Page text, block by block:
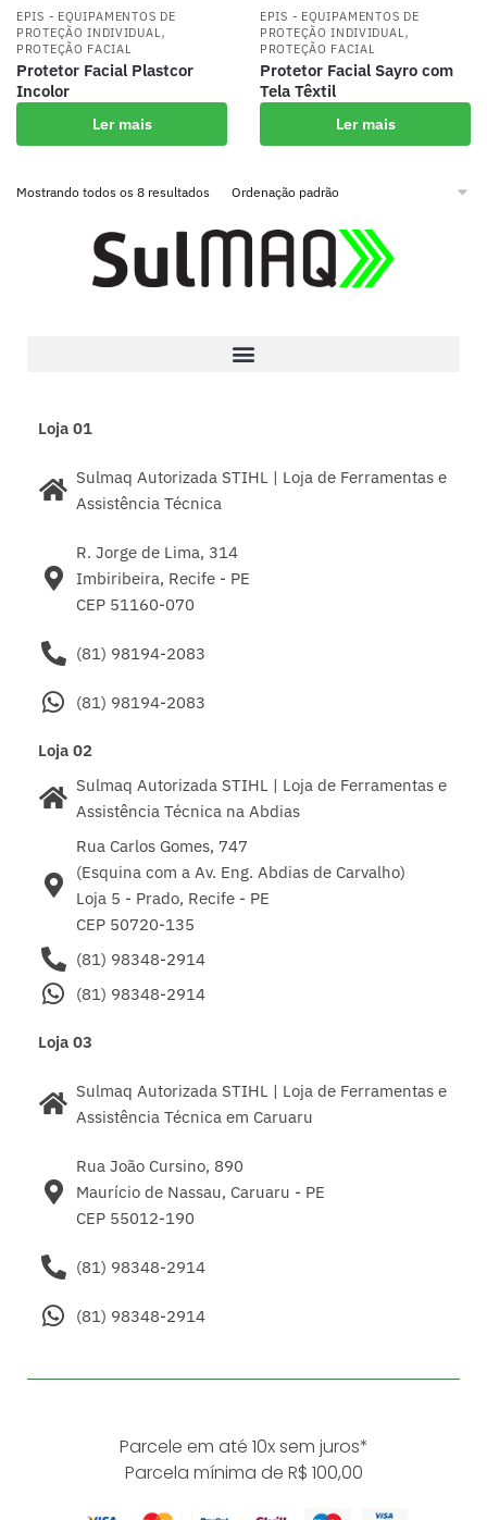
EPIS - EQUIPAMENTOS DE
PROTEÇÃO INDIVIDUAL,
PROTEÇÃO FACIAL
Protetor Facial Plastcor
Incolor
Ler mais
EPIS - EQUIPAMENTOS DE
PROTEÇÃO INDIVIDUAL,
PROTEÇÃO FACIAL
Protetor Facial Sayro com
Tela Têxtil
Ler mais
Mostrando todos os 8 resultados
Loja 01
Sulmaq Autorizada STIHL | Loja de Ferramentas e
Assistência Técnica
R. Jorge de Lima, 314
Imbiribeira, Recife - PE
CEP 51160-070
(81) 98194-2083
(81) 98194-2083
Loja 02
Sulmaq Autorizada STIHL | Loja de Ferramentas e
Assistência Técnica na Abdias
Rua Carlos Gomes, 747
(Esquina com a Av. Eng. Abdias de Carvalho)
Loja 5 - Prado, Recife - PE
CEP 50720-135
(81) 98348-2914
(81) 98348-2914
Loja 03
Sulmaq Autorizada STIHL | Loja de Ferramentas e
Assistência Técnica em Caruaru
Rua João Cursino, 890
Maurício de Nassau, Caruaru - PE
CEP 55012-190
(81) 98348-2914
(81) 98348-2914
Parcele em até 10x sem juros*
Parcela mínima de R$ 100,00